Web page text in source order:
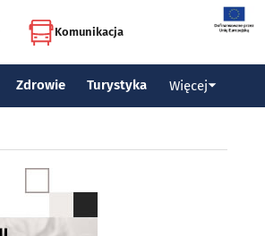
Komunikacja
Zdrowie Turystyka Więcej